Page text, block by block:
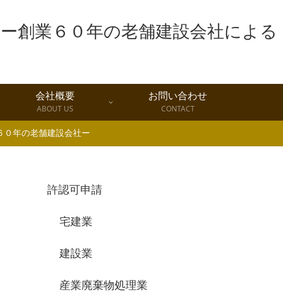
会社概要
ABOUT US
お問い合わせ
CONTACT
年の老舗建設会社ー
許認可申請
宅建業
建設業
産業廃棄物処理業